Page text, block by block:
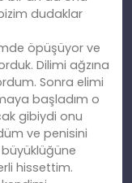
dudaklar
öpüşüyor ve
Dilimi ağzına
Sonra elimi
başladım o
gibiydi onu
ve penisini
büyüklüğüne
hissettim.